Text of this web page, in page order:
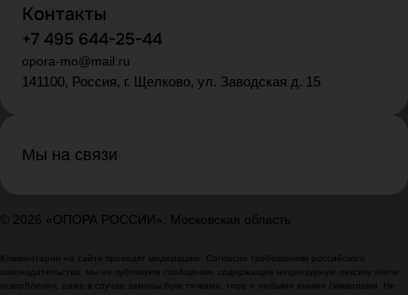
Контакты
+7 495 644-25-44
opora-mo@mail.ru
141100, Россия, г. Щелково, ул. Заводская д. 15
Мы на связи
© 2026 «ОПОРА РОССИИ»: Московская область
Комментарии на сайте проходят модерацию. Согласно требованиям российского
законодательства, мы не публикуем сообщения, содержащие нецензурную лексику и/или
оскорбления, даже в случае замены букв точками, тире и любыми иными символами. Не